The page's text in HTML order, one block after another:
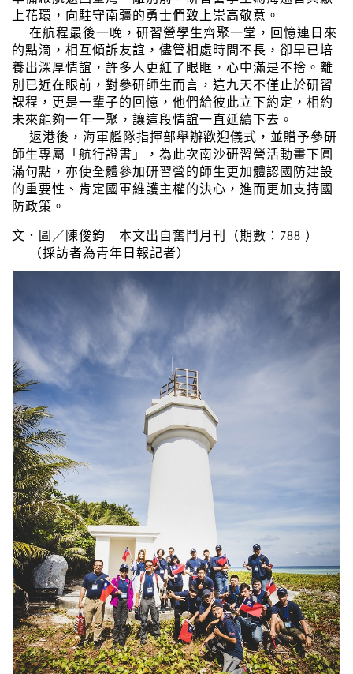
上花環，向駐守南疆的勇士們致上崇高敬意。
在航程最後一晚，研習營學生齊聚一堂，回憶連日來
的點滴，相互傾訴友誼，儘管相處時間不長，卻早已培
養出深厚情誼，許多人更紅了眼眶，心中滿是不捨。離
別已近在眼前，對參研師生而言，這九天不僅止於研習
課程，更是一輩子的回憶，他們給彼此立下約定，相約
未來能夠一年一聚，讓這段情誼一直延續下去。
返港後，海軍艦隊指揮部舉辦歡迎儀式，並贈予參研
師生專屬「航行證書」，為此次南沙研習營活動畫下圓
滿句點，亦使全體參加研習營的師生更加體認國防建設
的重要性、肯定國軍維護主權的決心，進而更加支持國
防政策。
文．圖／陳俊鈞 本文出自奮鬥月刊（期數：788 ）
（採訪者為青年日報記者）